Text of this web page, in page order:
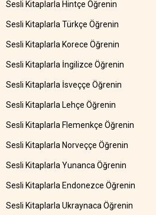
Sesli Kitaplarla Hintçe Öğrenin
Sesli Kitaplarla Türkçe Öğrenin
Sesli Kitaplarla Korece Öğrenin
Sesli Kitaplarla İngilizce Öğrenin
Sesli Kitaplarla İsveççe Öğrenin
Sesli Kitaplarla Lehçe Öğrenin
Sesli Kitaplarla Flemenkçe Öğrenin
Sesli Kitaplarla Norveççe Öğrenin
Sesli Kitaplarla Yunanca Öğrenin
Sesli Kitaplarla Endonezce Öğrenin
Sesli Kitaplarla Ukraynaca Öğrenin